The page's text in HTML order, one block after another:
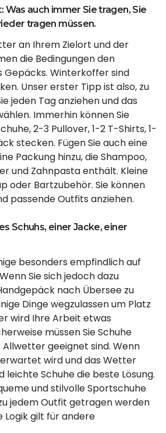
auch immer Sie tragen, Sie
tragen müssen.
an Ihrem Zielort und der
die Bedingungen den
Gepäcks. Winterkoffer sind
Unser erster Tipp ist also, zu
jeden Tag anziehen und das
Immerhin können Sie
2-3 Pullover, 1-2 T-Shirts, 1-
stecken. Fügen Sie auch eine
Packung hinzu, die Shampoo,
und Zahnpasta enthält. Kleine
oder Bartzubehör. Sie können
passende Outfits anziehen.
Schuhs, einer Jacke, einer
besonders empfindlich auf
Sie sich jedoch dazu
nach Übersee zu
Dinge wegzulassen um Platz
wird Ihre Arbeit etwas
müssen Sie Schuhe
geeignet sind. Wenn
wird und das Wetter
leichte Schuhe die beste Lösung.
und stilvolle Sportschuhe
jedem Outfit getragen werden
Logik gilt für andere